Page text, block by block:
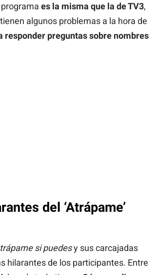
es la misma que la de TV3,
algunos problemas a la hora de
responder preguntas sobre nombres
del ‘Atrápame’
si puedesy sus carcajadas
hilarantes de los participantes. Entre